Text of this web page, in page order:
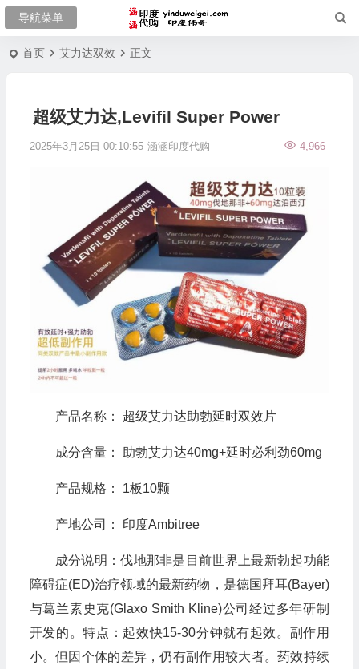
首页 艾力达双效 正文
超级艾力达,Levifil Super Power
2025年3月25日 00:10:55 涵涵印度代购 4,966
产品名称： 超级艾力达助勃延时双效片
成分含量： 助勃艾力达40mg+延时必利劲60mg
产品规格： 1板10颗
产地公司： 印度Ambitree
成分说明：伐地那非是目前世界上最新勃起功能
障碍症(ED)治疗领域的最新药物，是德国拜耳(Bayer)
与葛兰素史克(Glaxo Smith Kline)公司经过多年研制
开发的。特点：起效快15-30分钟就有起效。副作用
小。但因个体的差异，仍有副作用较大者。药效持续